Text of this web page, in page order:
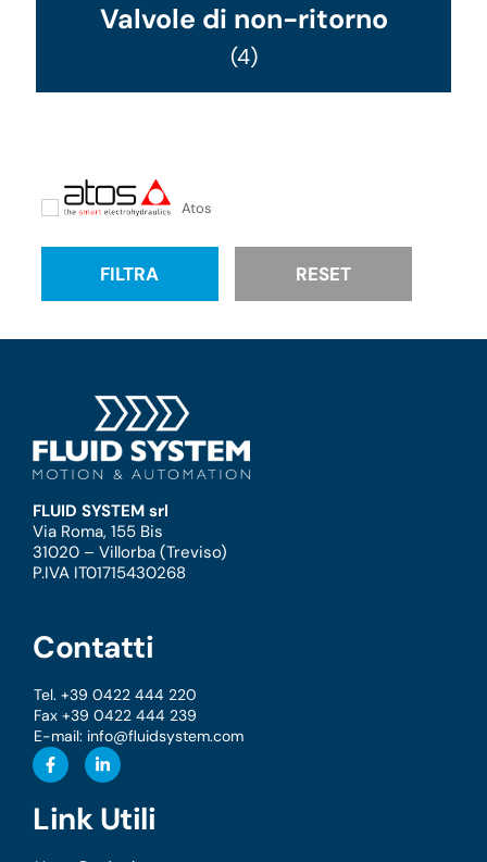
Valvole di non-ritorno
(4)
Atos
FILTRA RESET
FLUID SYSTEM srl
Via Roma, 155 Bis
31020 – Villorba (Treviso)
P.IVA IT01715430268
Contatti
Tel. +39 0422 444 220
Fax +39 0422 444 239
E-mail: info@fluidsystem.com
Link Utili